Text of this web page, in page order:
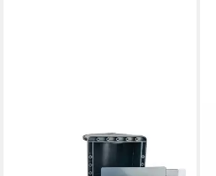
Skimmer Einbauskimmer und
Rücklaufdüse (38 mm),